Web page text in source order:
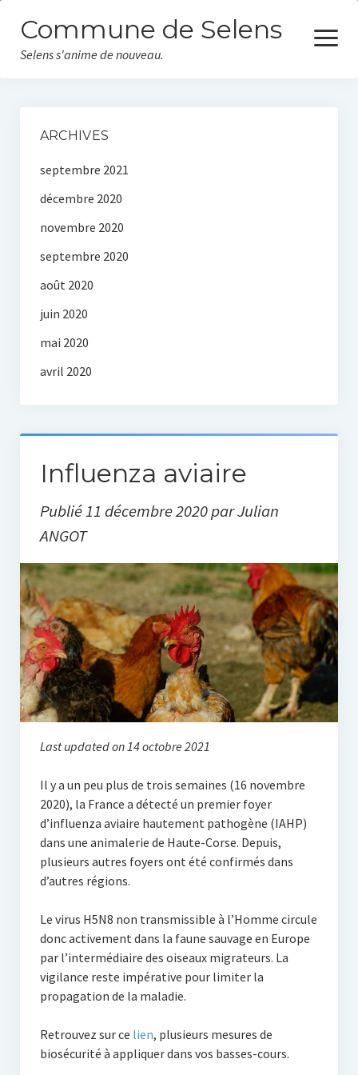
Commune de Selens
Selens s'anime de nouveau.
ouvrir
le
Actualités
Equipe municipale
Les écoles
Informations pratiques
Loisirs
La salle des fêtes
Randonnées
Patrimoine
Dates des cérémonies
Lieux de culte
Galerie Photos
ARCHIVES
septembre 2021
décembre 2020
novembre 2020
septembre 2020
août 2020
juin 2020
mai 2020
avril 2020
Influenza aviaire
Publié 11 décembre 2020 par Julian
ANGOT
Last updated on 14 octobre 2021
Il y a un peu plus de trois semaines (16 novembre
2020), la France a détecté un premier foyer
d’influenza aviaire hautement pathogène (IAHP)
dans une animalerie de Haute-Corse. Depuis,
plusieurs autres foyers ont été confirmés dans
d’autres régions.
Le virus H5N8 non transmissible à l’Homme circule
donc activement dans la faune sauvage en Europe
par l’intermédiaire des oiseaux migrateurs. La
vigilance reste impérative pour limiter la
propagation de la maladie.
Retrouvez sur ce lien, plusieurs mesures de
biosécurité à appliquer dans vos basses-cours.